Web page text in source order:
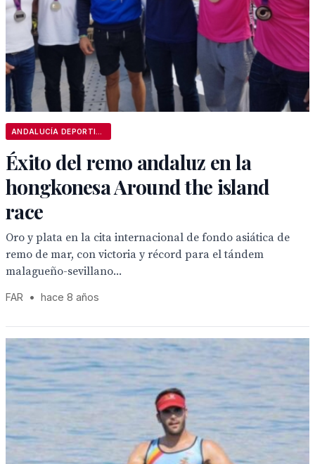
Éxito del remo andaluz en la
hongkonesa Around the island
race
Oro y plata en la cita internacional de fondo asiática de
remo de mar, con victoria y récord para el tándem
malagueño-sevillano...
FAR • hace 8 años